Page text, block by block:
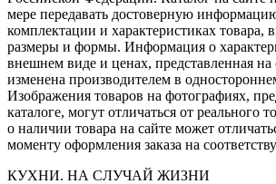
мере передавать достоверную
комплектации и характеристиках товара,
размеры и формы. Информация о
внешнем виде и ценах, представленная
изменена производителем в
Изображения товаров на фотографиях,
каталоге, могут отличаться от реального
о наличии товара на сайте может
моменту оформления заказа на
КУХНИ. НА СЛУЧАЙ ЖИЗНИ